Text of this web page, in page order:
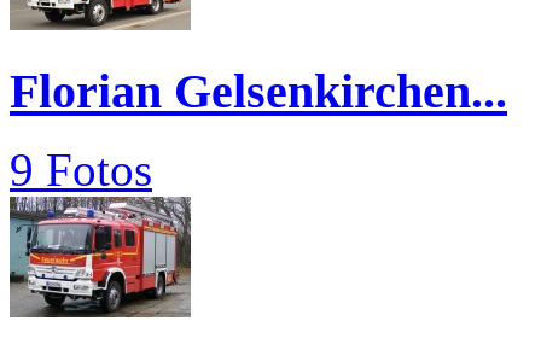
Florian Gelsenkirchen...
9 Fotos